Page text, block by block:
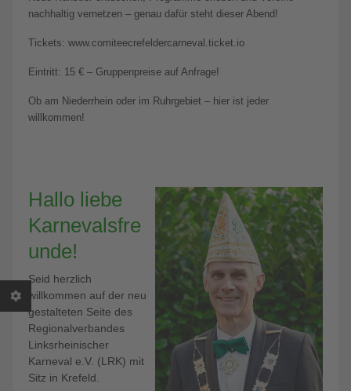
nachhaltig vernetzen – genau dafür steht dieser Abend!
Tickets: www.comiteecrefeldercarneval.ticket.io
Eintritt: 15 € – Gruppenpreise auf Anfrage!
Ob am Niederrhein oder im Ruhrgebiet – hier ist jeder
willkommen!
Hallo liebe
Karnevalsfre
unde!
Seid herzlich
willkommen auf der neu
gestalteten Seite des
Regionalverbandes
Linksrheinischer
Karneval e.V. (LRK) mit
Sitz in Krefeld.